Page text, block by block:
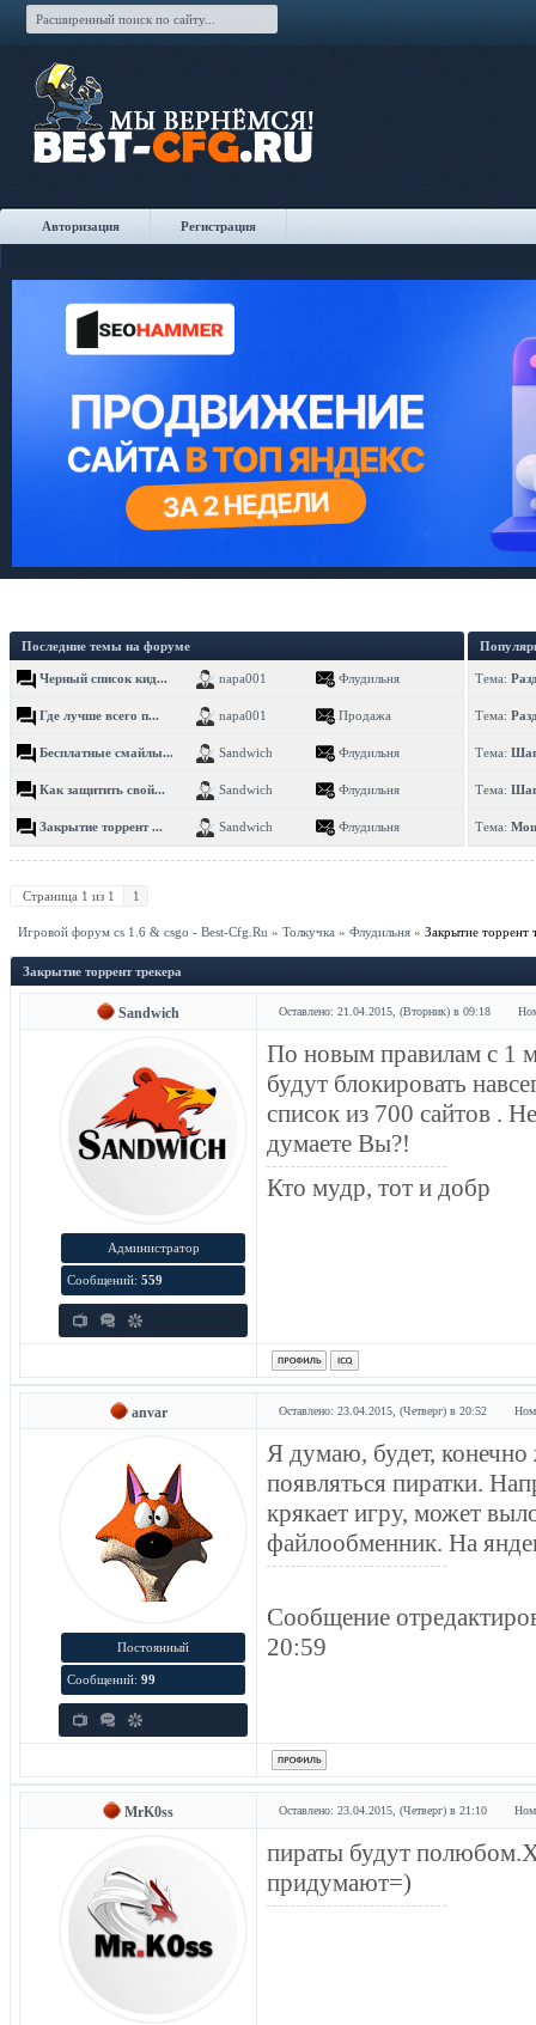
Авторизация Регистрация
Последние темы на форуме
Черный список кид... napa001 Флудильня
Где лучше всего п... napa001 Продажа
Бесплатные смайлы... Sandwich Флудильня
Как защитить свой... Sandwich Флудильня
Закрытие торрент ... Sandwich Флудильня
Тема:
Тема:
Тема:
Тема:
Тема:
Страница 1 из 1 1
Игровой форум cs 1.6 & csgo - Best-Cfg.Ru » Толкучка » Флудильня » Закрытие торрент
Закрытие торрент трекера
Sandwich Оставлено: 21.04.2015, (Вторник) в 09:18
Администратор
Сообщений: 559
По новым правилам с 1
будут блокировать
список из 700 сайтов .
думаете Вы?!
Кто мудр, тот и добр
anvar Оставлено: 23.04.2015, (Четверг) в 20:52
Постоянный
Сообщений: 99
Я думаю, будет, конечно
появляться пиратки.
крякает игру, может
файлообменник. На
Сообщение
20:59
MrK0ss Оставлено: 23.04.2015, (Четверг) в 21:10
пираты будут
придумают=)